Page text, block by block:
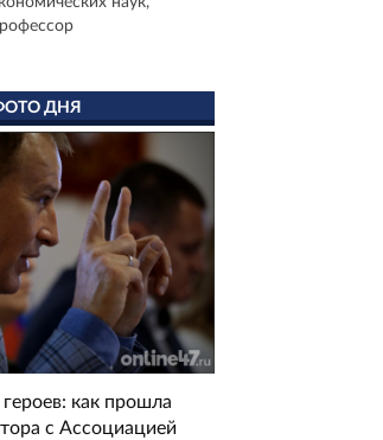
ДНЯ
как прошла
с Ассоциацией